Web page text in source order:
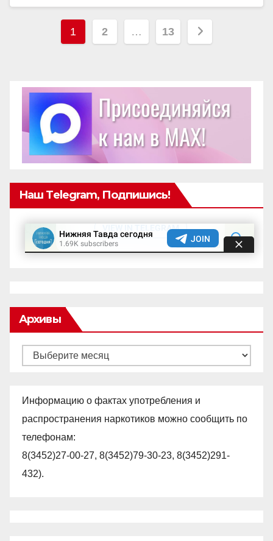
Пагинация
1 2 … 13
Наш Telegram, Подпишись!
Архивы
Архивы
Информацию о фактах употребления и
распространения наркотиков можно сообщить по
телефонам:
8(3452)27-00-27, 8(3452)79-30-23, 8(3452)291-
432).